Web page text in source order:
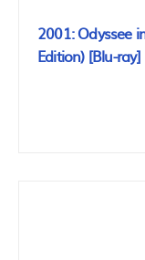
2001: Odyssee
Edition) [Blu-ray]